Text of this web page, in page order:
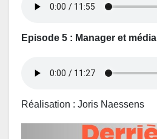
Episode 5 : Manager et média
Réalisation : Joris Naessens